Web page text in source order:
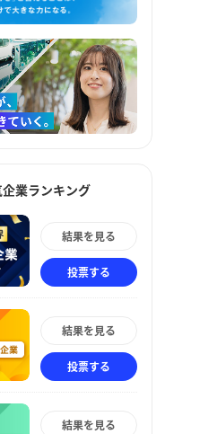
業ランキング
結果を見る
投票する
結果を見る
投票する
結果を見る